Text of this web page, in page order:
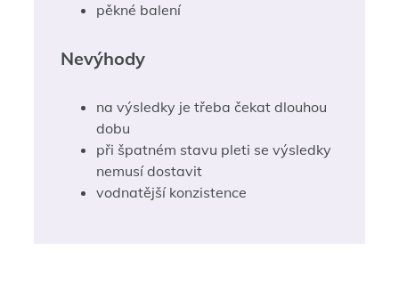
pěkné balení
Nevýhody
na výsledky je třeba čekat dlouhou
dobu
při špatném stavu pleti se výsledky
nemusí dostavit
vodnatější konzistence